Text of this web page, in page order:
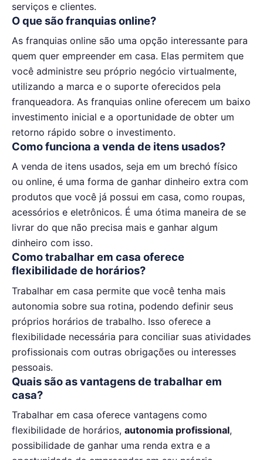
serviços e clientes.
O que são franquias online?
As franquias online são uma opção interessante para
quem quer empreender em casa. Elas permitem que
você administre seu próprio negócio virtualmente,
utilizando a marca e o suporte oferecidos pela
franqueadora. As franquias online oferecem um baixo
investimento inicial e a oportunidade de obter um
retorno rápido sobre o investimento.
Como funciona a venda de itens usados?
A venda de itens usados, seja em um brechó físico
ou online, é uma forma de ganhar dinheiro extra com
produtos que você já possui em casa, como roupas,
acessórios e eletrônicos. É uma ótima maneira de se
livrar do que não precisa mais e ganhar algum
dinheiro com isso.
Como trabalhar em casa oferece
flexibilidade de horários?
Trabalhar em casa permite que você tenha mais
autonomia sobre sua rotina, podendo definir seus
próprios horários de trabalho. Isso oferece a
flexibilidade necessária para conciliar suas atividades
profissionais com outras obrigações ou interesses
pessoais.
Quais são as vantagens de trabalhar em
casa?
Trabalhar em casa oferece vantagens como
flexibilidade de horários, autonomia profissional,
possibilidade de ganhar uma renda extra e a